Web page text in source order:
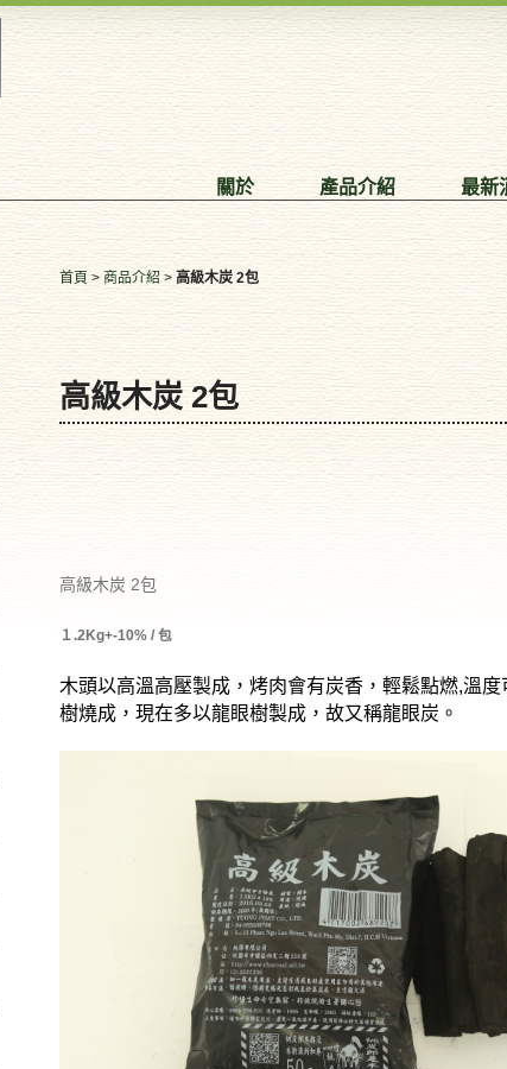
關於 產品介紹 最新
首頁 > 商品介紹 > 高級木炭 2包
高級木炭 2包
高級木炭 2包
１.2Kg+-10% / 包
木頭以高溫高壓製成，烤肉會有炭香，輕鬆點燃,溫
樹燒成，現在多以龍眼樹製成，故又稱龍眼炭。